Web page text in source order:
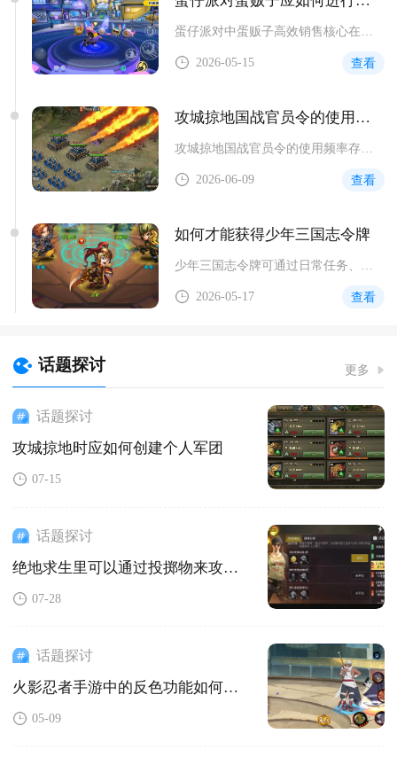
2026-05-15 查看
攻城掠地国战官员令的使用频率有何限制
2026-06-09 查看
如何才能获得少年三国志令牌
2026-05-17 查看
话题探讨 更多
话题探讨
攻城掠地时应如何创建个人军团
07-15
话题探讨
绝地求生里可以通过投掷物来攻击敌人吗
07-28
话题探讨
火影忍者手游中的反色功能如何调整
05-09